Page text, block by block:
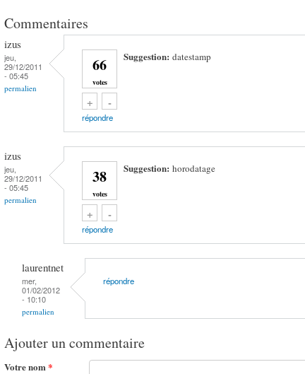
Commentaires
izus
jeu,
29/12/2011
- 05:45
permalien
66
votes
+
Vote up!-
Vote down!
Suggestion:datestamp
répondre
izus
jeu,
29/12/2011
- 05:45
permalien
38
votes
+
Vote up!-
Vote down!
Suggestion:horodatage
répondre
laurentnet
mer,
01/02/2012
- 10:10
permalien
répondre
Ajouter un commentaire
Votre nom*